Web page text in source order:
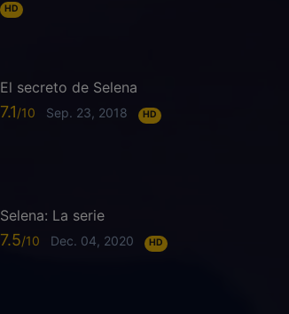
HD
El secreto de Selena
7.1 Sep. 23, 2018 HD
Selena: La serie
7.5 Dec. 04, 2020 HD